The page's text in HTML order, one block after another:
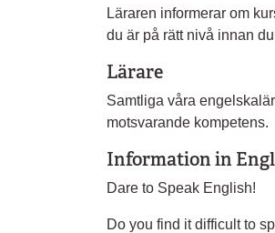
Läraren informerar om
du är på rätt nivå innan
Lärare
Samtliga våra
motsvarande kompetens.
Information in
Dare to Speak English!
Do you find it difficult to